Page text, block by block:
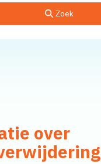
Zoek
over